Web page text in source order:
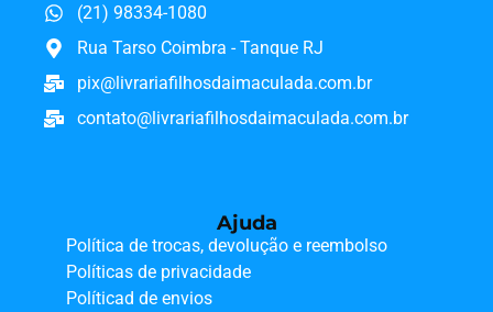
(21) 98334-1080
Rua Tarso Coimbra - Tanque RJ
pix@livrariafilhosdaimaculada.com.br
contato@livrariafilhosdaimaculada.com.br
Ajuda
Política de trocas, devolução e reembolso
Políticas de privacidade
Políticad de envios